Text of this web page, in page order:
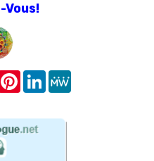
Vous!
Pinterest
LinkedIn